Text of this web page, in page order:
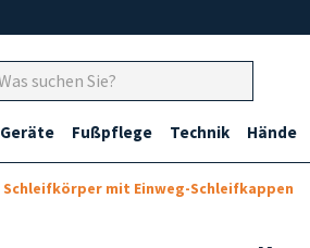
Geräte Fußpflege Technik Hände
Schleifkörper mit Einweg-Schleifkappen